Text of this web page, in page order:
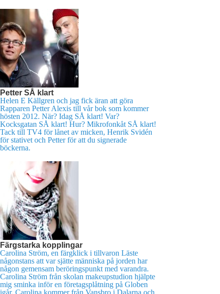
Petter SÅ klart
Helen E Källgren och jag fick äran att göra
Rapparen Petter Alexis till vår bok som kommer
hösten 2012. När? Idag SÅ klart! Var?
Kocksgatan SÅ klart! Hur? Mikrofonkåt SÅ klart!
Tack till TV4 för lånet av micken, Henrik Svidén
för stativet och Petter för att du signerade
böckerna.
Färgstarka kopplingar
Carolina Ström, en färgklick i tillvaron Läste
någonstans att var sjätte människa på jorden har
någon gemensam beröringspunkt med varandra.
Carolina Ström från skolan makeupstudion hjälpte
mig sminka inför en företagsplåtning på Globen